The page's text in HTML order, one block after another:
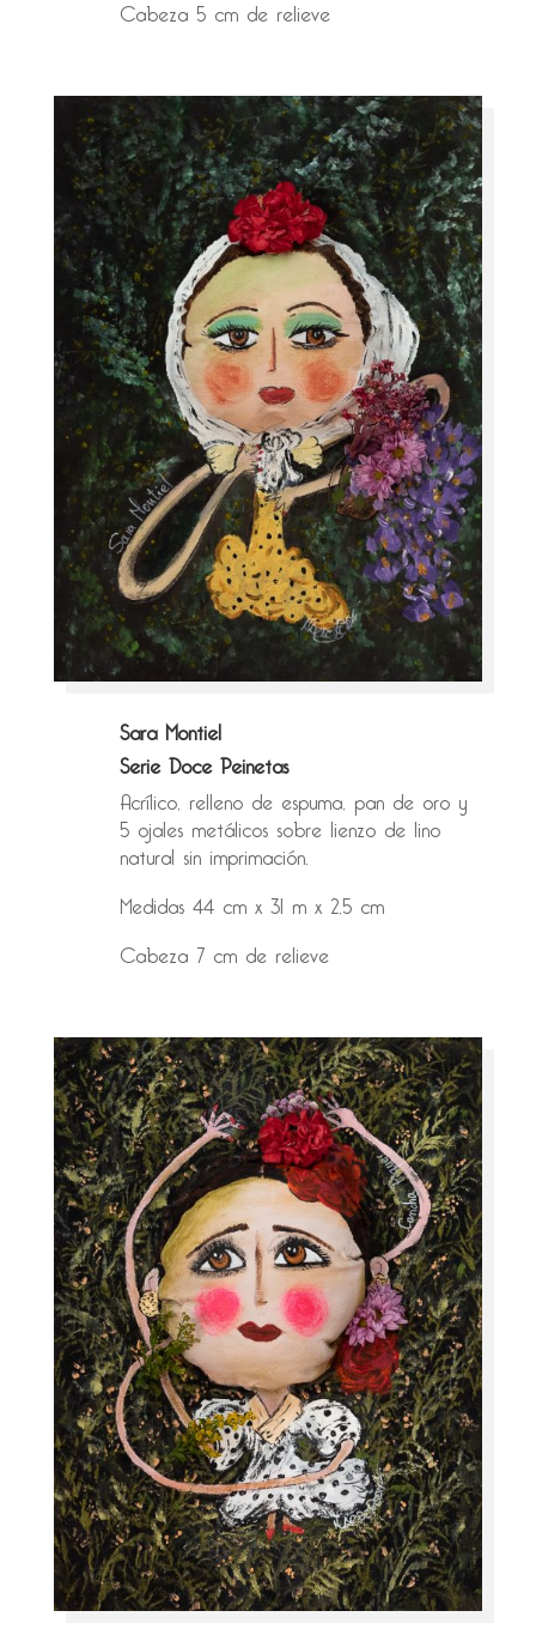
Cabeza 5 cm de relieve
Sara Montiel
Serie Doce Peinetas
Acrílico, relleno de espuma, pan de oro y
5 ojales metálicos sobre lienzo de lino
natural sin imprimación.
Medidas 44 cm x 31 m x 2,5 cm
Cabeza 7 cm de relieve